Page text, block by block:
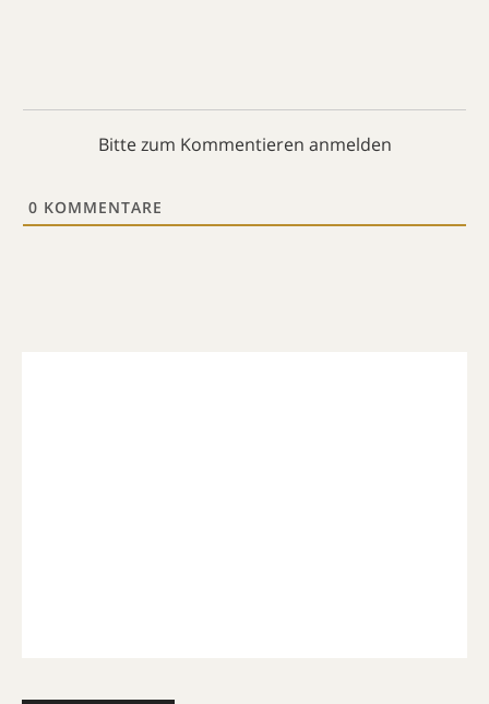
Bitte zum Kommentieren anmelden
0 KOMMENTARE